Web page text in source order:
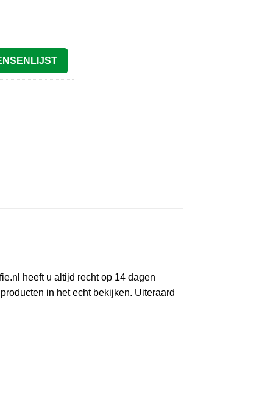
heeft u altijd recht op 14 dagen
in het echt bekijken. Uiteraard